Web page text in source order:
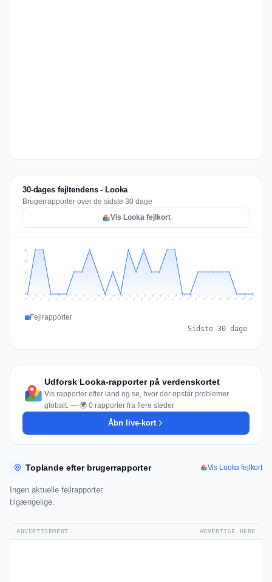
30-dages fejltendens - Looka
Brugerrapporter over de sidste 30 dage
Vis Looka fejlkort
1
1
2
2
Jul 9 Jul 10 Jul 11 Jul 12 Jul 13 Jul 14 Jul 15 Jul 16 Jul 17 Jul 18 Jul 19 Jul 20 Jul 21 Jul 22 Jul 23 Jul 24 Jul 25 Jul 26 Jul 27 Jul 28 Jul 29 Jul 30 Jul 31 Aug 1 Aug 2 Aug 3 Aug 4 Aug 5 Aug 6 Aug 7
Fejlrapporter
Sidste 30 dage
Udforsk Looka-rapporter på verdenskortet
Vis rapporter efter land og se, hvor der opstår problemer
globalt. — 🌍 0 rapporter fra flere steder
Åbn live-kort
Toplande efter brugerrapporter Vis Looka fejlkort
Ingen aktuelle fejlrapporter
tilgængelige.
ADVERTISEMENT ADVERTISE HERE